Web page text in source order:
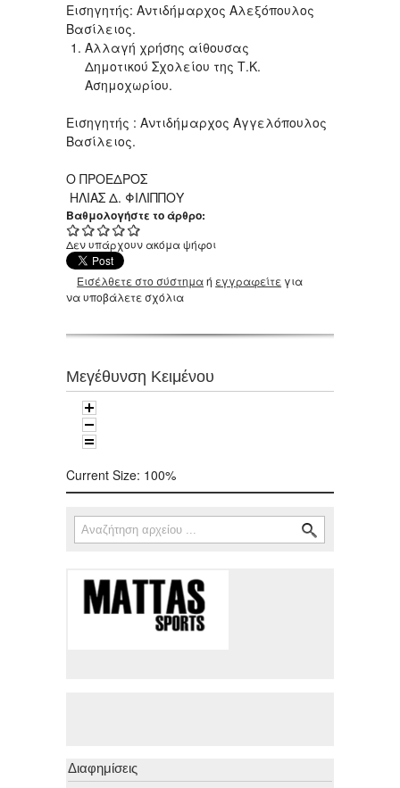
Εισηγητής: Αντιδήμαρχος Αλεξόπουλος
Βασίλειος.
Αλλαγή χρήσης αίθουσας
Δημοτικού Σχολείου της Τ.Κ.
Ασημοχωρίου.
Εισηγητής : Αντιδήμαρχος Αγγελόπουλος
Βασίλειος.
Ο ΠΡΟΕΔΡΟΣ
ΗΛΙΑΣ Δ. ΦΙΛΙΠΠΟΥ
Βαθμολογήστε το άρθρο:
Δεν υπάρχουν ακόμα ψήφοι
Εισέλθετε στο σύστημαή εγγραφείτε για
να υποβάλετε σχόλια
Μεγέθυνση Κειμένου
Current Size: 100%
Φόρμα αναζήτησης
Αναζήτηση
Διαφημίσεις